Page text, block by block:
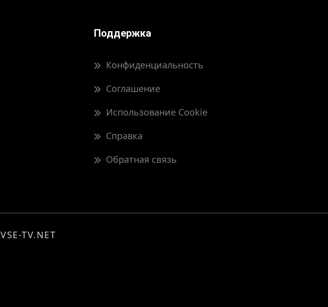
Поддержка
Конфиденциальность
Соглашение
Использование Cookie
Справка
Обратная связь
VSE-TV.NET